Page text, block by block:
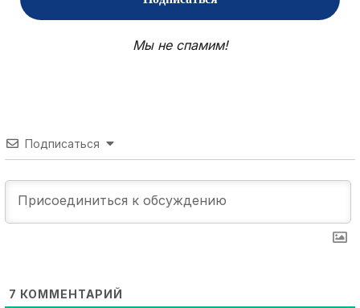
Мы не спамим!
Подписаться
7 КОММЕНТАРИЙ